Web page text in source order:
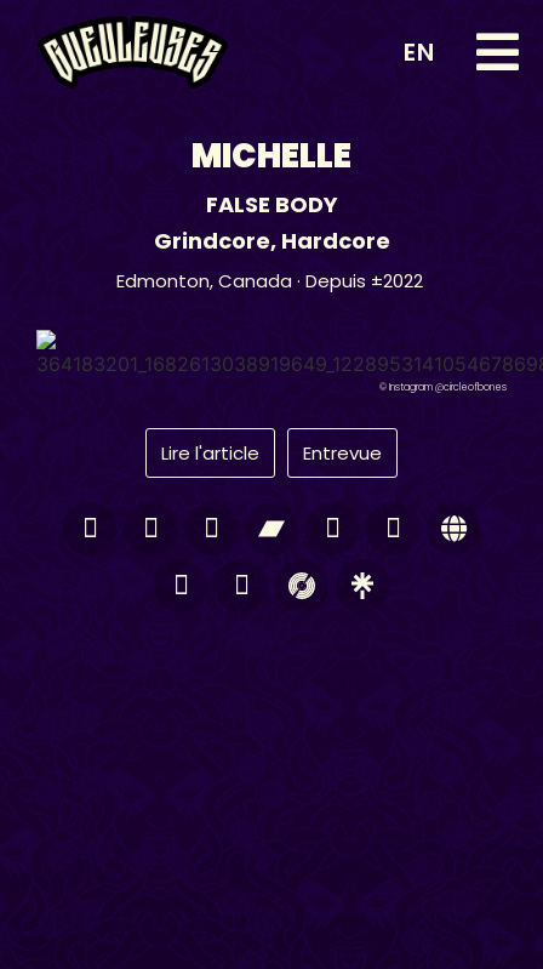
EN
MICHELLE
FALSE BODY
Grindcore, Hardcore
Edmonton, Canada · Depuis ±2022
© Instagram @circleofbones
Lire l'article Entrevue